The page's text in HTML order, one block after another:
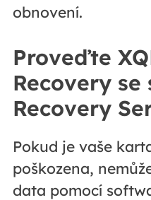
obnovení.
Proveďte
Recovery
Recovery
Pokud je vaše
poškozena,
data pomocí